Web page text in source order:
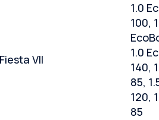
Fiesta VII
1.0
100,
1.0
140,
85,
120,
85